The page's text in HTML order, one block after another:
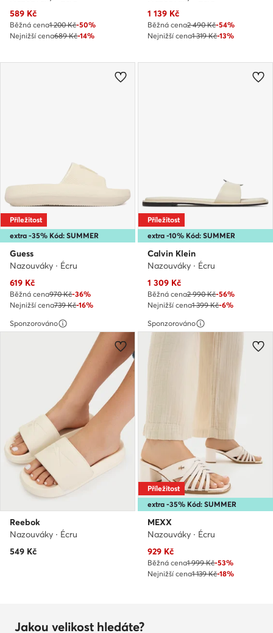
Aktuální cena
589 Kč
Běžná cena1 200 Kč-50%
Nejnižší cena689 Kč-14%
Aktuální cena
1 139 Kč
Běžná cena2 490 Kč-54%
Nejnižší cena1 319 Kč-13%
extra -35% Kód: SUMMER
Příležitost
Guess
Nazouváky · Écru
Aktuální cena
619 Kč
Běžná cena970 Kč-36%
Nejnižší cena739 Kč-16%
extra -10% Kód: SUMMER
Příležitost
Calvin Klein
Nazouváky · Écru
Aktuální cena
1 309 Kč
Běžná cena2 990 Kč-56%
Nejnižší cena1 399 Kč-6%
Sponzorováno
Reebok
Nazouváky · Écru
549 Kč
Sponzorováno
extra -35% Kód: SUMMER
Příležitost
MEXX
Nazouváky · Écru
Aktuální cena
929 Kč
Běžná cena1 999 Kč-53%
Nejnižší cena1 139 Kč-18%
Jakou velikost hledáte?